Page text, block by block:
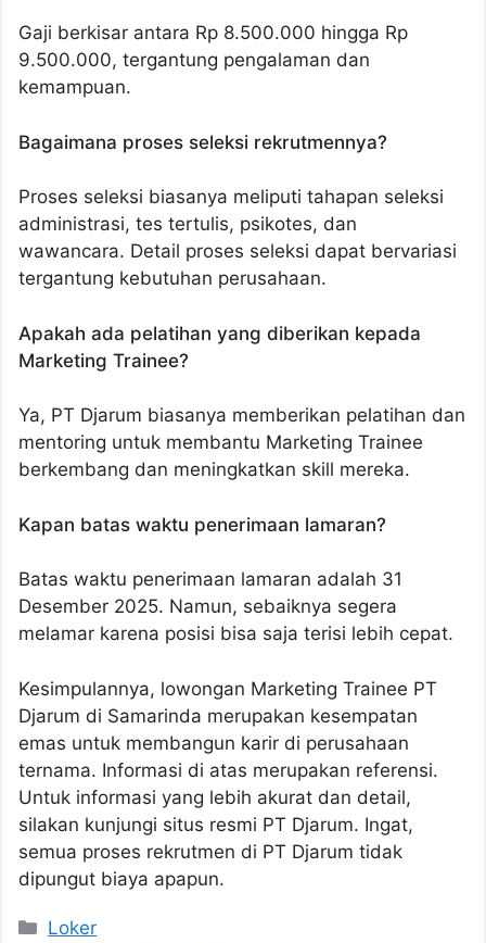
Gaji berkisar antara Rp 8.500.000 hingga Rp
9.500.000, tergantung pengalaman dan
kemampuan.
Bagaimana proses seleksi rekrutmennya?
Proses seleksi biasanya meliputi tahapan seleksi
administrasi, tes tertulis, psikotes, dan
wawancara. Detail proses seleksi dapat bervariasi
tergantung kebutuhan perusahaan.
Apakah ada pelatihan yang diberikan kepada
Marketing Trainee?
Ya, PT Djarum biasanya memberikan pelatihan dan
mentoring untuk membantu Marketing Trainee
berkembang dan meningkatkan skill mereka.
Kapan batas waktu penerimaan lamaran?
Batas waktu penerimaan lamaran adalah 31
Desember 2025. Namun, sebaiknya segera
melamar karena posisi bisa saja terisi lebih cepat.
Kesimpulannya, lowongan Marketing Trainee PT
Djarum di Samarinda merupakan kesempatan
emas untuk membangun karir di perusahaan
ternama. Informasi di atas merupakan referensi.
Untuk informasi yang lebih akurat dan detail,
silakan kunjungi situs resmi PT Djarum. Ingat,
semua proses rekrutmen di PT Djarum tidak
dipungut biaya apapun.
Kategori
Loker